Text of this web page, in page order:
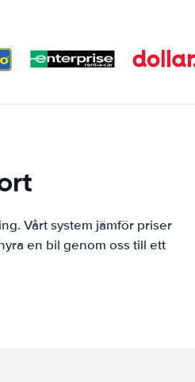
Vårt system jämför priser
en bil genom oss till ett